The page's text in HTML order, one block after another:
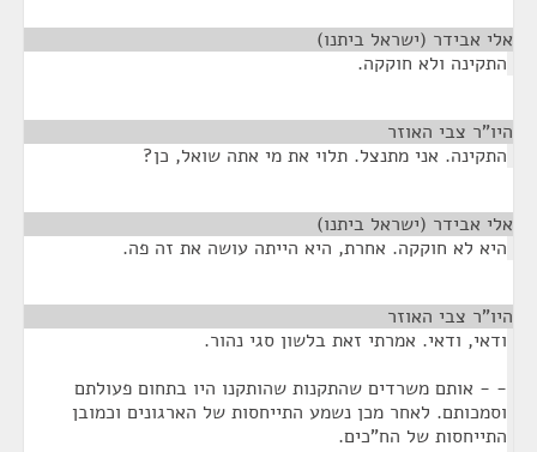
אלי אבידר (ישראל ביתנו)
התקינה ולא חוקקה.
היו"ר צבי האוזר
התקינה. אני מתנצל. תלוי את מי אתה שואל, כן?
אלי אבידר (ישראל ביתנו)
היא לא חוקקה. אחרת, היא הייתה עושה את זה פה.
היו"ר צבי האוזר
ודאי, ודאי. אמרתי זאת בלשון סגי נהור.
- - אותם משרדים שהתקנות שהותקנו היו בתחום פעולתם
וסמכותם. לאחר מכן נשמע התייחסות של הארגונים וכמובן
התייחסות של הח"כים.